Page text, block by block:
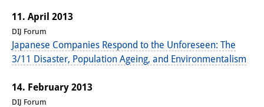
11. April 2013
DIJ Forum
Japanese Companies Respond to the Unforeseen: The
3/11 Disaster, Population Ageing, and Environmentalism
14. February 2013
DIJ Forum